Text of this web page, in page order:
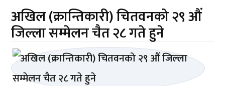
अखिल (क्रान्तिकारी) चितवनको २९ औं
जिल्ला सम्मेलन चैत २८ गते हुने